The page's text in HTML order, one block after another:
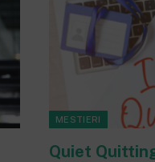
MESTIERI
Quiet